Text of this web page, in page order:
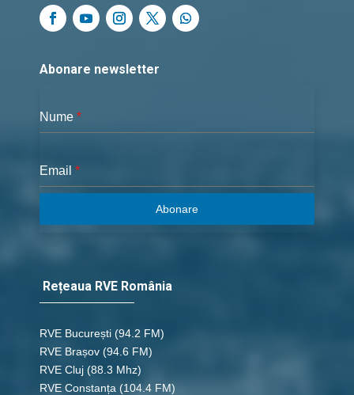
Abonare newsletter
Nume *
Email *
Abonare
Rețeaua RVE România
RVE București (94.2 FM)
RVE Brașov (94.6 FM)
RVE Cluj (88.3 Mhz)
RVE Constanța (104.4 FM)